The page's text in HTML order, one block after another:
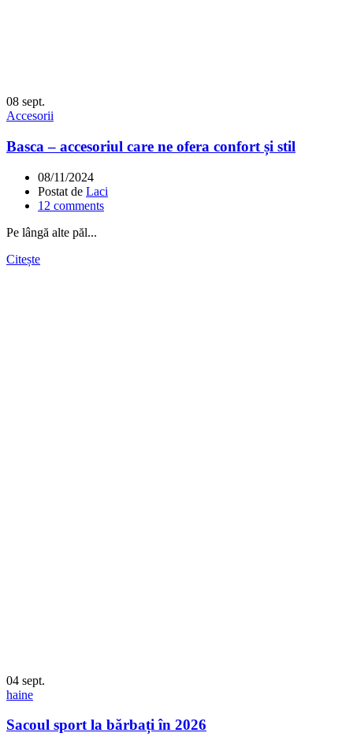
08 sept.
Accesorii
Basca – accesoriul care ne ofera confort și stil
08/11/2024
Postat de Laci
12 comments
Pe lângă alte păl...
Citește
04 sept.
haine
Sacoul sport la bărbați în 2026